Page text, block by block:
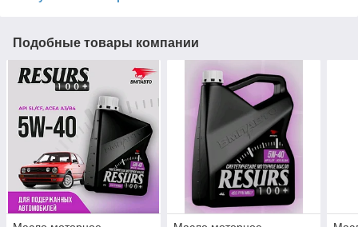
Подобные товары компании